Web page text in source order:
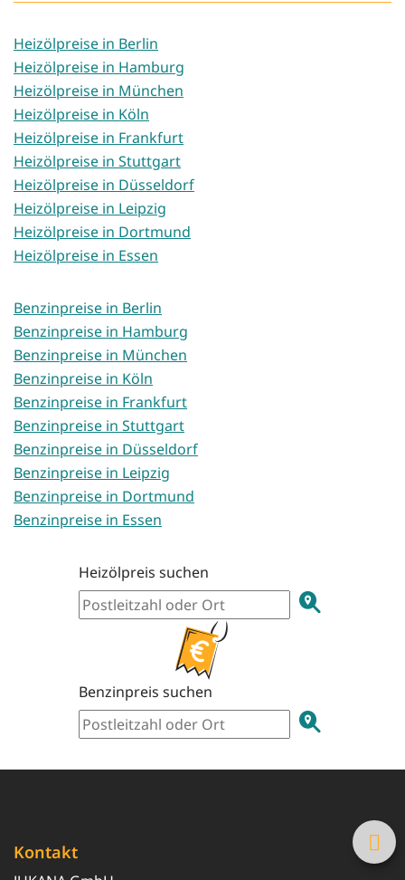
Heizölpreise in Berlin
Heizölpreise in Hamburg
Heizölpreise in München
Heizölpreise in Köln
Heizölpreise in Frankfurt
Heizölpreise in Stuttgart
Heizölpreise in Düsseldorf
Heizölpreise in Leipzig
Heizölpreise in Dortmund
Heizölpreise in Essen
Benzinpreise in Berlin
Benzinpreise in Hamburg
Benzinpreise in München
Benzinpreise in Köln
Benzinpreise in Frankfurt
Benzinpreise in Stuttgart
Benzinpreise in Düsseldorf
Benzinpreise in Leipzig
Benzinpreise in Dortmund
Benzinpreise in Essen
Heizölpreis suchen
Benzinpreis suchen
Kontakt